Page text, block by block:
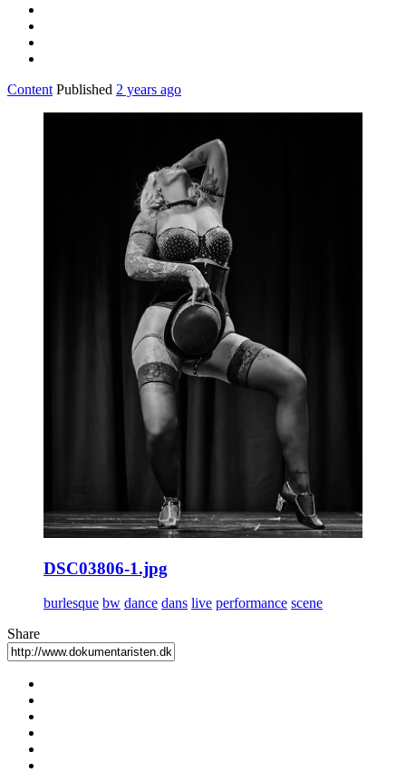
Content Published 2 years ago
DSC03806-1.jpg
burlesque bw dance dans live performance scene
Share